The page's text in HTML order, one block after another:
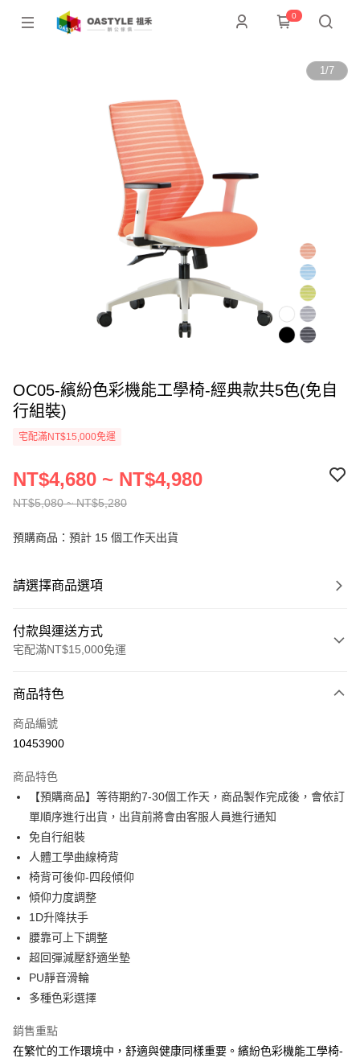
0
1/7
OC05-繽紛色彩機能工學椅-經典款共5色(免自
行組裝)
宅配滿NT$15,000免運
NT$5,080 ~ NT$5,280
NT$4,680 ~ NT$4,980
預購商品：預計 15 個工作天出貨
請選擇商品選項
付款與運送方式
宅配滿NT$15,000免運
信用卡一次付款
ATM付款
運送方式
宅配
每筆NT$300，滿NT$15,000(含以上)免運費
商品特色
商品編號
10453900
商品特色
【預購商品】等待期約7-30個工作天，商品製作完成後，會依訂
單順序進行出貨，出貨前將會由客服人員進行通知
免自行組裝
人體工學曲線椅背
椅背可後仰-四段傾仰
傾仰力度調整
1D升降扶手
腰靠可上下調整
超回彈減壓舒適坐墊
PU靜音滑輪
多種色彩選擇
銷售重點
在繁忙的工作環境中，舒適與健康同樣重要。繽紛色彩機能工學椅-